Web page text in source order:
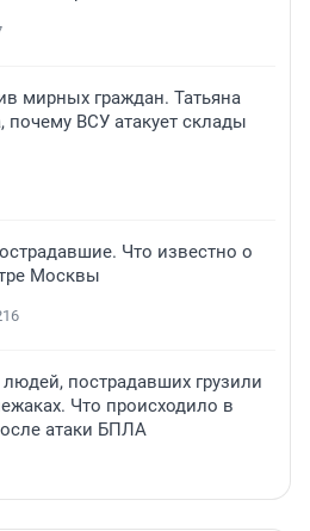
мирных граждан. Татьяна
почему ВСУ атакует склады
Что известно о
Москвы
людей, пострадавших грузили
Что происходило в
атаки БПЛА